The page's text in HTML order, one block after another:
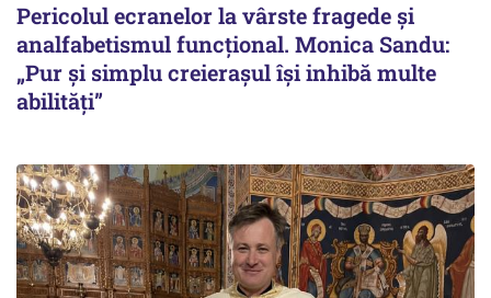
Pericolul ecranelor la vârste fragede și
analfabetismul funcțional. Monica Sandu:
„Pur și simplu creierașul își inhibă multe
abilități”